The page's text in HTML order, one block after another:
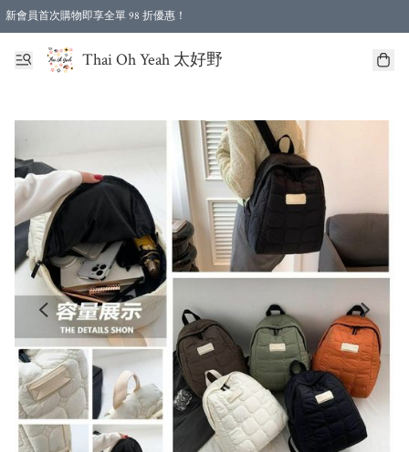
新會員首次購物即享全單 98 折優惠！
特選會員可享全單低至 96 折優惠！
Thai Oh Yeah 太好野